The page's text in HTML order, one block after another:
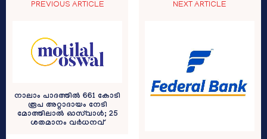
PREVIOUS ARTICLE
നാലാം പാദത്തിൽ 661 കോടി
രൂപ അറ്റാദായം നേടി
മോത്തിലാൽ ഓസ്‌വാൾ; 25
ശതമാനം വർധനവ്
NEXT ARTICLE